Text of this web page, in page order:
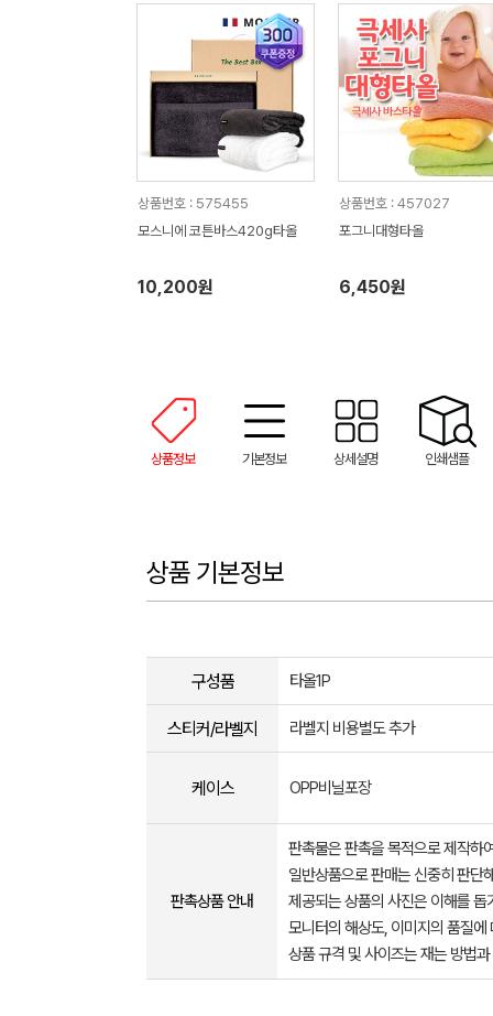
상품번호 : 575455
모스니에 코튼바스420g타올
10,200원
상품번호 : 457027
포그니대형타올
6,450원
상품정보 기본정보 상세설명 인쇄샘플
상품 기본정보
구성품 타올1P
스티커/라벨지 라벨지 비용별도 추가
케이스 OPP비닐포장
판촉상품 안내
판촉물은 판촉을 목적으로 제작하
일반상품으로 판매는 신중히 판단
제공되는 상품의 사진은 이해를
모니터의 해상도, 이미지의 품질
상품 규격 및 사이즈는 재는 방법